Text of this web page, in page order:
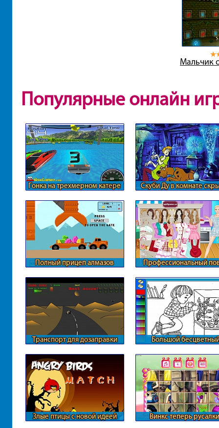
Мальчик
Популярные онлайн
Гонка на трехмерном катере
Скуби Ду в комнате
Полный прицеп алмазов
Профессиональный
Транспорт для дозаправки
Большой
Злые птицы с новой идеей Винкс теперь русалки